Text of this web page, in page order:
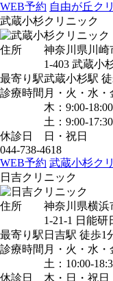
WEB予約 自由が丘ク
武蔵小杉クリニック
住所
神奈川県川崎
1-403 武蔵小
最寄り駅武蔵小杉駅
診療時間 月・火・水・
木：9:00-18:00
土：9:00-17:30
休診日
日・祝日
044-738-4618
WEB予約 武蔵小杉ク
日吉クリニック
住所
神奈川県横浜
1-21-1 日能研
最寄り駅 日吉駅 徒歩1
診療時間 月・火・水・
土：10:00-
休診日
木・日・祝日